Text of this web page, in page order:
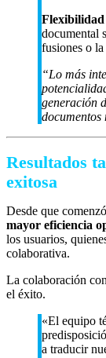
documental
fusiones o la
“Lo más
generación
documentos
Resultados
exitosa
Desde que
mayor eficiencia
los usuarios,
colaborativa.
La colaboración
el éxito.
«El equipo
a traducir